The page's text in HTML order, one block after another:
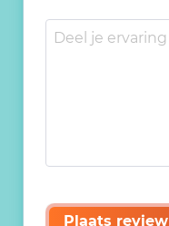
Plaats review